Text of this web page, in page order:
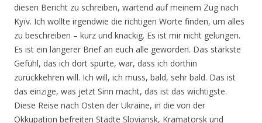
diesen Bericht zu schreiben, wartend auf meinem Zug nach
Kyïv. Ich wollte irgendwie die richtigen Worte finden, um alles
zu beschreiben – kurz und knackig. Es ist mir nicht gelungen.
Es ist ein längerer Brief an euch alle geworden. Das stärkste
Gefühl, das ich dort spürte, war, dass ich dorthin
zurückkehren will. Ich will, ich muss, bald, sehr bald. Das ist
das einzige, was jetzt Sinn macht, das ist das wichtigste.
Diese Reise nach Osten der Ukraine, in die von der
Okkupation befreiten Städte Sloviansk, Kramatorsk und